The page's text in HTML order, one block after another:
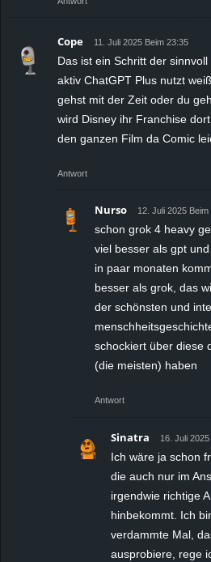
Cope 11. Juli 2025 Beim 23:35
Das ist ein Schritt der
aktiv ChatGPT Plus nutzt
gehst mit der Zeit oder du
wird Disney ihr Franchise
den ganzen Film da Comic
Antwort
Nurso 12. Juli 2025 Beim
schon grok 4 heavy
viel besser als gpt und
in paar monaten
besser als grok, das
der schönsten und
schockiert über diese
(die meisten) haben
Antwort
Sinatra 16. Juli
Ich wäre ja schon
die auch nur im
irgendwie richtige
hinbekommt. Ich
verdammte Mal,
ausprobiere, rege